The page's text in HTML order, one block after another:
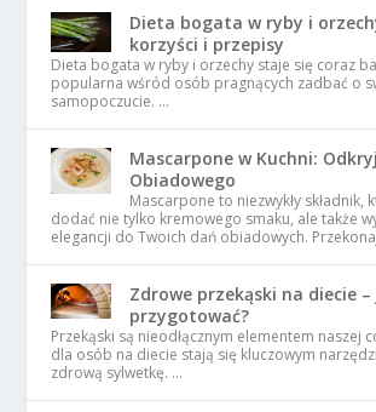
Dieta bogata w ryby i
korzyści i przepisy
Dieta bogata w ryby i orzechy staje się coraz
popularna wśród osób pragnących zadbać o
samopoczucie. …
Mascarpone w Kuchni:
Obiadowego
Mascarpone to niezwykły składnik,
dodać nie tylko kremowego smaku, ale także
elegancji do Twoich dań obiadowych.
Zdrowe przekąski na diecie
przygotować?
Przekąski są nieodłącznym elementem naszej
dla osób na diecie stają się kluczowym
zdrową sylwetkę. …